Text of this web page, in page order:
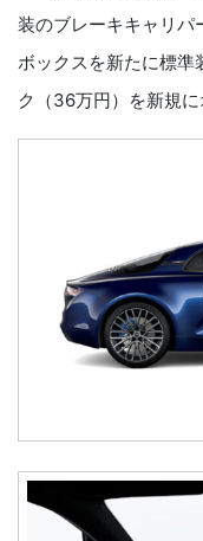
装のブレーキキャリパ
ボックスを新たに標準
ク（36万円）を新規に